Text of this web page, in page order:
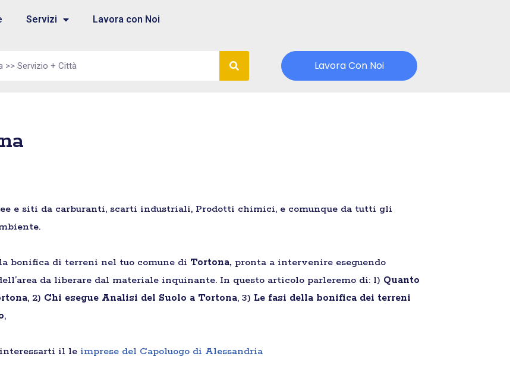
Servizi Lavora con Noi
Lavora Con Noi
e siti da carburanti, scarti industriali, Prodotti chimici, e comunque da tutti gli
bonifica di terreni nel tuo comune di Tortona, pronta a intervenire eseguendo
da liberare dal materiale inquinante. In questo articolo parleremo di: 1) Quanto
, 2) Chi esegue Analisi del Suolo a Tortona, 3) Le fasi della bonifica dei terreni
,
interessarti il le imprese del Capoluogo di Alessandria